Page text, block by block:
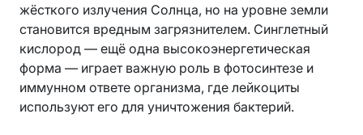
жёсткого излучения Солнца, но на уровне земли
становится вредным загрязнителем. Синглетный
кислород — ещё одна высокоэнергетическая
форма — играет важную роль в фотосинтезе и
иммунном ответе организма, где лейкоциты
используют его для уничтожения бактерий.